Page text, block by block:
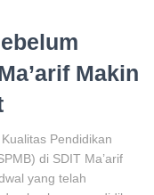
Makin
Pendidikan
di SDIT Ma’arif
yang telah